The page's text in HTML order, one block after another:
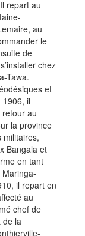
repart au
au
le
de
chez
Tawa.
et
1906, il
au
la province
militaires,
Bangala et
en tant
il repart en
au
chef de
de la